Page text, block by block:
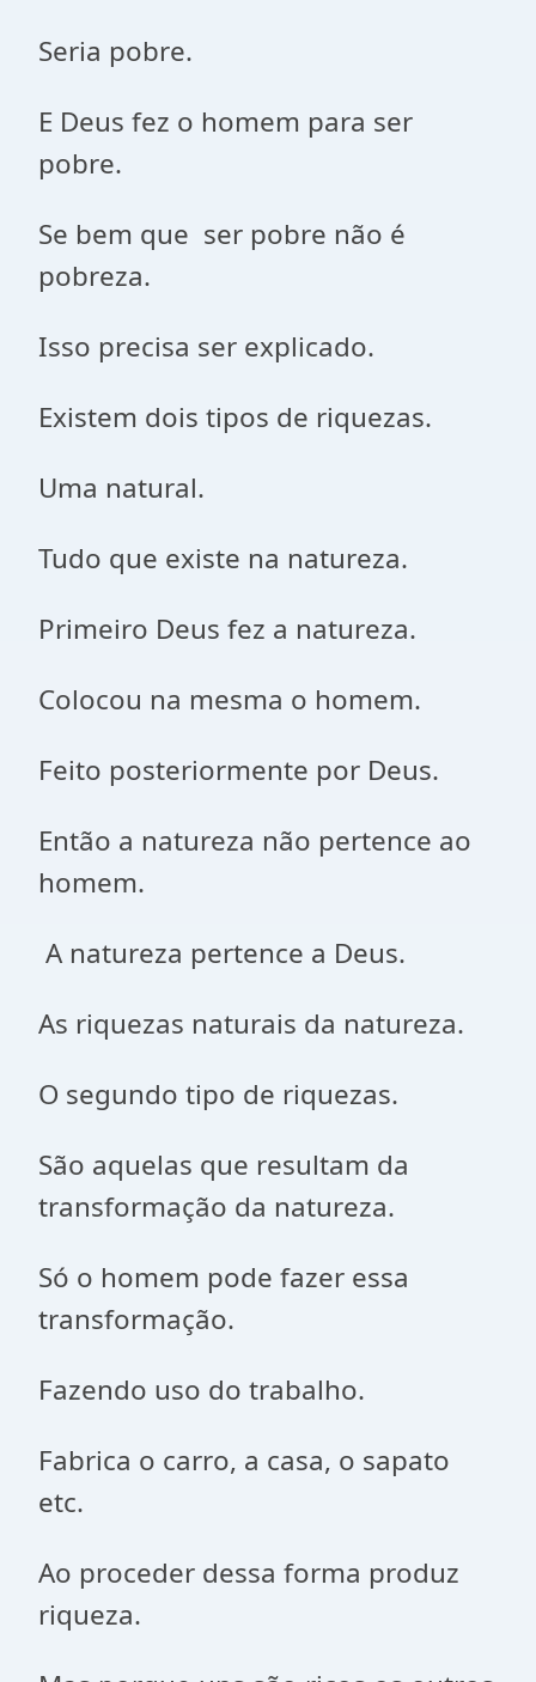
Seria pobre.
E Deus fez o homem para ser
pobre.
Se bem que ser pobre não é
pobreza.
Isso precisa ser explicado.
Existem dois tipos de riquezas.
Uma natural.
Tudo que existe na natureza.
Primeiro Deus fez a natureza.
Colocou na mesma o homem.
Feito posteriormente por Deus.
Então a natureza não pertence ao
homem.
A natureza pertence a Deus.
As riquezas naturais da natureza.
O segundo tipo de riquezas.
São aquelas que resultam da
transformação da natureza.
Só o homem pode fazer essa
transformação.
Fazendo uso do trabalho.
Fabrica o carro, a casa, o sapato
etc.
Ao proceder dessa forma produz
riqueza.